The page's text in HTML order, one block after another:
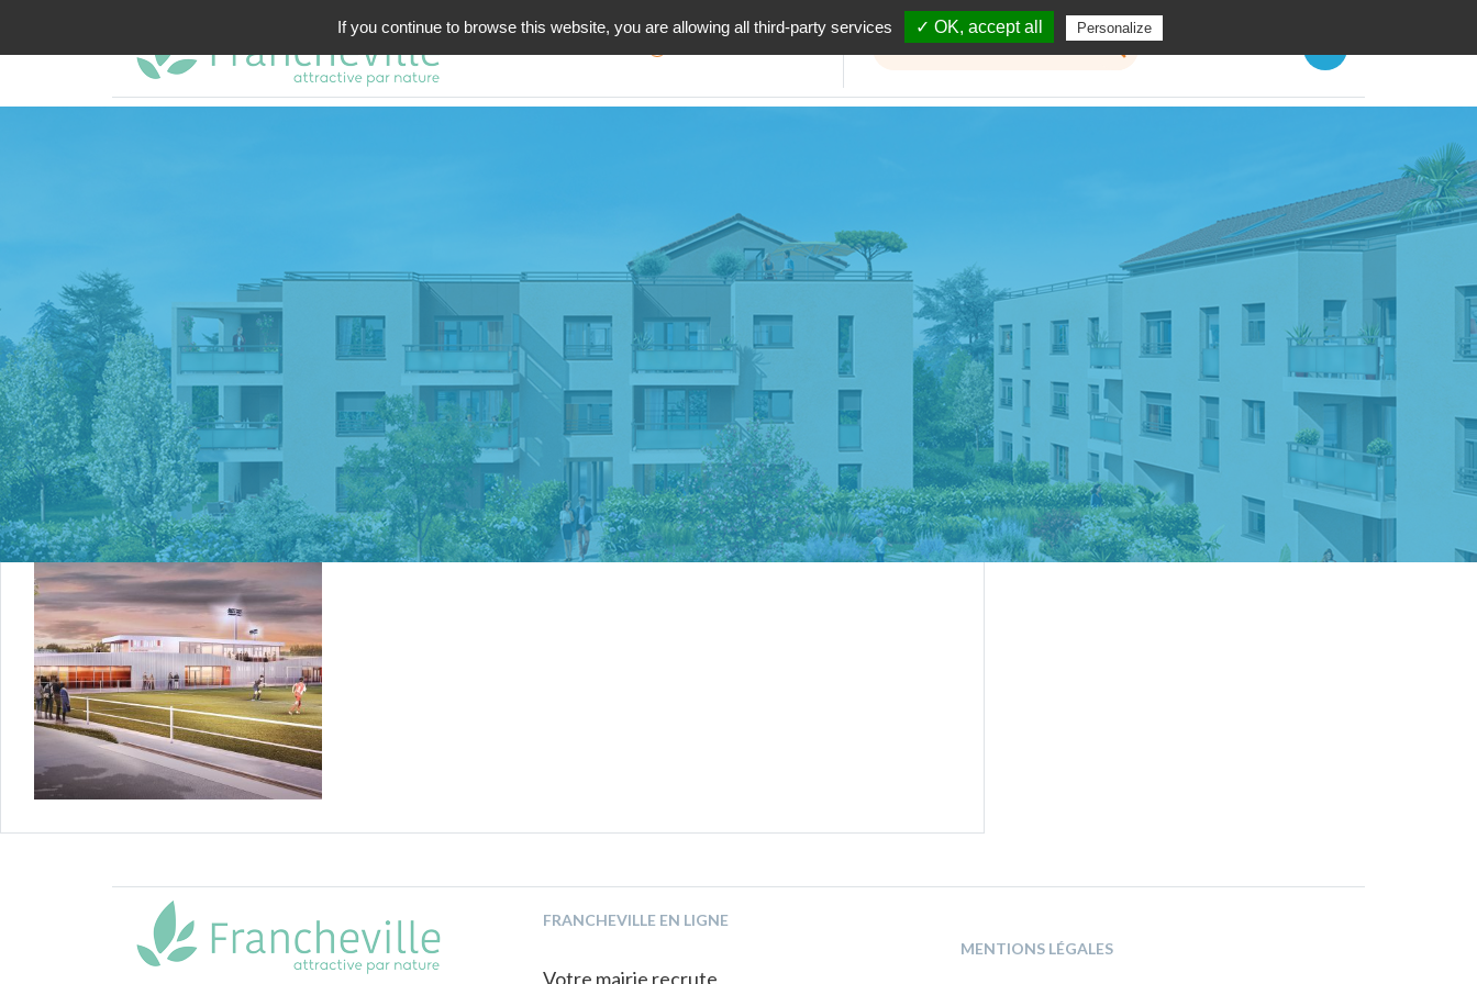
projet
FRANCHEVILLE EN LIGNE
Votre mairie recrute
MENTIONS LÉGALES
If you continue to browse this website, you are allowing all third-party services ✓ OK, accept all Personalize